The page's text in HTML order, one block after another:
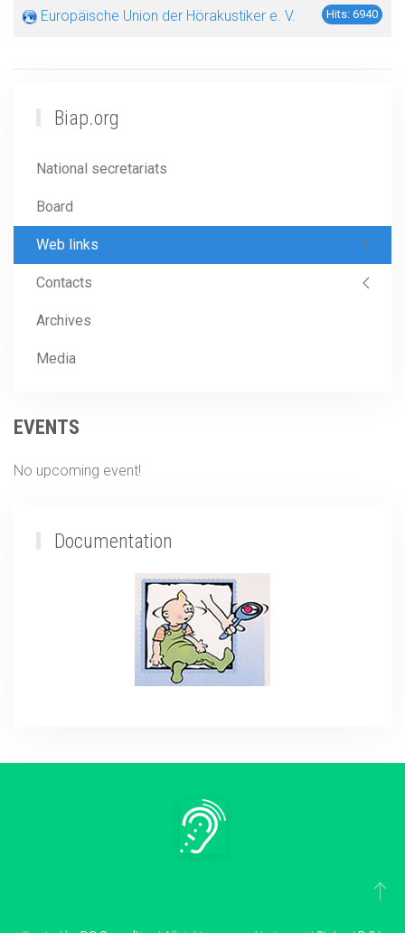
Hits: 6940
Europäische Union der Hörakustiker e. V.
Biap.org
National secretariats
Board
Web links
Contacts
Archives
Media
EVENTS
No upcoming event!
Documentation